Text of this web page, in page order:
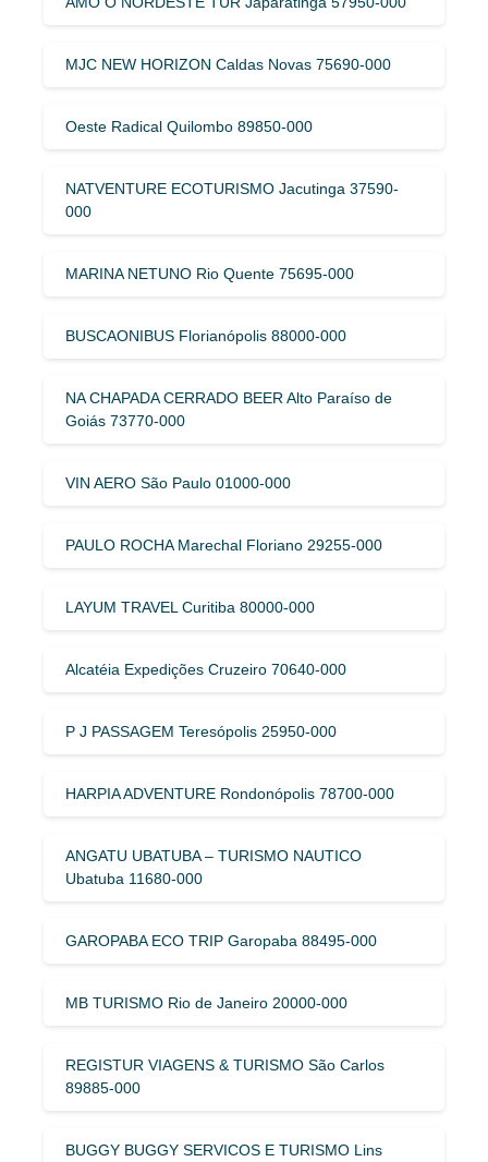
MJC NEW HORIZON Caldas Novas 75690-000
Oeste Radical Quilombo 89850-000
NATVENTURE ECOTURISMO Jacutinga 37590-
000
MARINA NETUNO Rio Quente 75695-000
BUSCAONIBUS Florianópolis 88000-000
NA CHAPADA CERRADO BEER Alto Paraíso de
Goiás 73770-000
VIN AERO São Paulo 01000-000
PAULO ROCHA Marechal Floriano 29255-000
LAYUM TRAVEL Curitiba 80000-000
Alcatéia Expedições Cruzeiro 70640-000
P J PASSAGEM Teresópolis 25950-000
HARPIA ADVENTURE Rondonópolis 78700-000
ANGATU UBATUBA – TURISMO NAUTICO
Ubatuba 11680-000
GAROPABA ECO TRIP Garopaba 88495-000
MB TURISMO Rio de Janeiro 20000-000
REGISTUR VIAGENS & TURISMO São Carlos
89885-000
BUGGY BUGGY SERVICOS E TURISMO Lins